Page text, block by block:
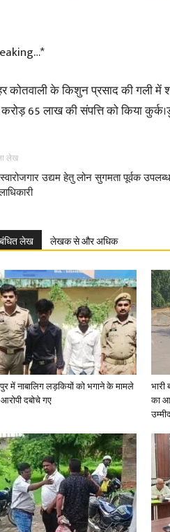
कोतवाली के किशुन प्रसाद की गली में
65 लाख की संपत्ति को किया
लेख
उद्यम हेतु लोन सुगमता पूर्वक
लेख लेखक से और अधिक
में नाबालिग लड़कियों को भगाने के मामले
दबोचे गए
भारी
का